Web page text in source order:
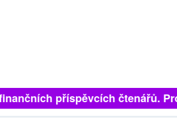
příspěvcích čtenářů.